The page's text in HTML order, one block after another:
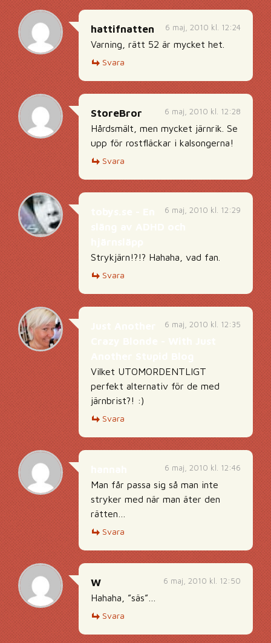
6 maj, 2010 kl. 12:24
hattifnatten
Varning, rätt 52 är mycket het.
Svara
6 maj, 2010 kl. 12:28
StoreBror
Hårdsmält, men mycket järnrik. Se
upp för rostfläckar i kalsongerna!
Svara
6 maj, 2010 kl. 12:29
Strykjärn!?!? Hahaha, vad fan.
Svara
6 maj, 2010 kl. 12:35
Vilket UTOMORDENTLIGT
perfekt alternativ för de med
järnbrist?! :)
Svara
6 maj, 2010 kl. 12:46
Man får passa sig så man inte
stryker med när man äter den
rätten…
Svara
6 maj, 2010 kl. 12:50
W
Hahaha, ”säs”…
Svara